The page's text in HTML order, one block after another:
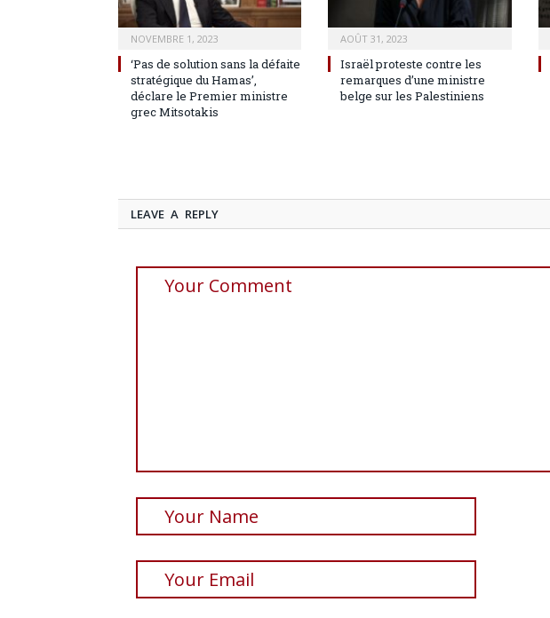
NOVEMBRE 1, 2023
‘Pas de solution sans la défaite
stratégique du Hamas’,
déclare le Premier ministre
grec Mitsotakis
AOÛT 31, 2023
Israël proteste contre les
remarques d’une ministre
belge sur les Palestiniens
LEAVE A REPLY